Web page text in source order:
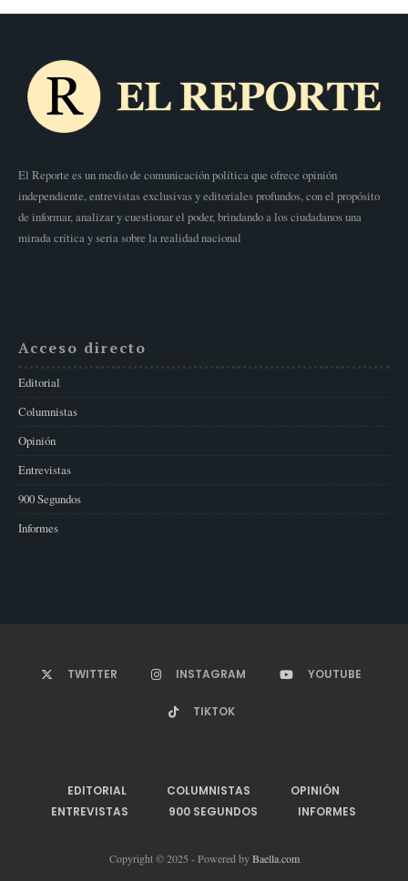
El Reporte es un medio de comunicación política que ofrece opinión
independiente, entrevistas exclusivas y editoriales profundos, con el propósito
de informar, analizar y cuestionar el poder, brindando a los ciudadanos una
mirada crítica y seria sobre la realidad nacional
Acceso directo
Editorial
Columnistas
Opinión
Entrevistas
900 Segundos
Informes
TWITTER INSTAGRAM YOUTUBE
TIKTOK
EDITORIAL COLUMNISTAS
OPINIÓN
ENTREVISTAS
900 SEGUNDOS INFORMES
Copyright © 2025 - Powered byBaella.com